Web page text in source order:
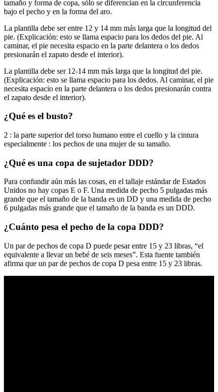
tamaño y forma de copa, sólo se diferencian en la circunferencia
bajo el pecho y en la forma del aro.
La plantilla debe ser entre 12 y 14 mm más larga que la longitud del
pie. (Explicación: esto se llama espacio para los dedos del pie. Al
caminar, el pie necesita espacio en la parte delantera o los dedos
presionarán el zapato desde el interior).
La plantilla debe ser 12-14 mm más larga que la longitud del pie.
(Explicación: esto se llama espacio para los dedos. Al caminar, el pie
necesita espacio en la parte delantera o los dedos presionarán contra
el zapato desde el interior).
¿Qué es el busto?
2 : la parte superior del torso humano entre el cuello y la cintura
especialmente : los pechos de una mujer de su tamaño.
¿Qué es una copa de sujetador DDD?
Para confundir aún más las cosas, en el tallaje estándar de Estados
Unidos no hay copas E o F. Una medida de pecho 5 pulgadas más
grande que el tamaño de la banda es un DD y una medida de pecho
6 pulgadas más grande que el tamaño de la banda es un DDD.
¿Cuánto pesa el pecho de la copa DDD?
Un par de pechos de copa D puede pesar entre 15 y 23 libras, “el
equivalente a llevar un bebé de seis meses”. Esta fuente también
afirma que un par de pechos de copa D pesa entre 15 y 23 libras.